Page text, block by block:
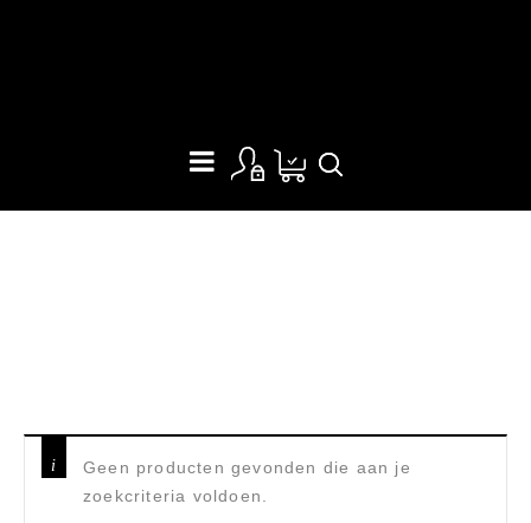
Geen producten gevonden die aan je
zoekcriteria voldoen.